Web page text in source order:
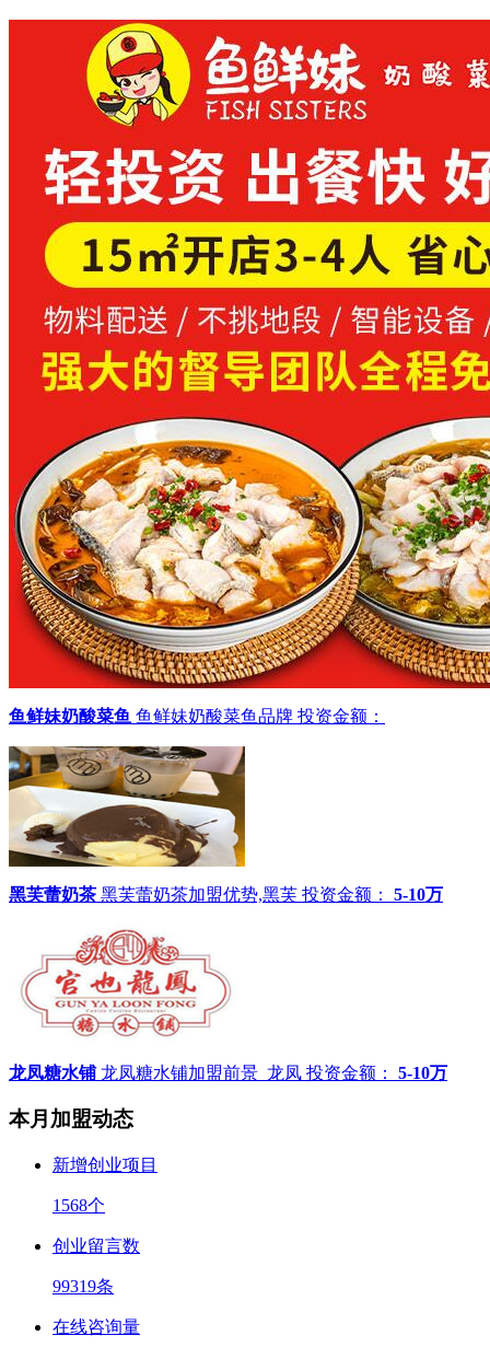
鱼鲜妹奶酸菜鱼 鱼鲜妹奶酸菜鱼品牌 投资金额：
黑芙蕾奶茶 黑芙蕾奶茶加盟优势,黑芙 投资金额： 5-10万
龙凤糖水铺 龙凤糖水铺加盟前景_龙凤 投资金额： 5-10万
本月加盟动态
新增创业项目
1568个
创业留言数
99319条
在线咨询量